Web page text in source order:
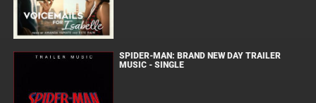
SPIDER-MAN: BRAND NEW DAY TRAILER
MUSIC - SINGLE